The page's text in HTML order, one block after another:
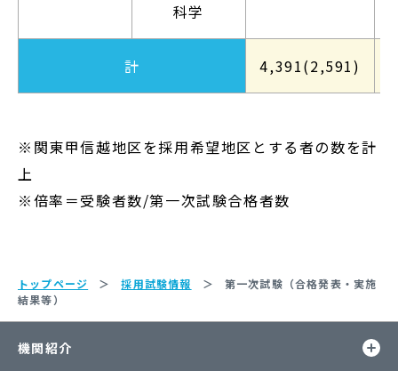
トップページ 採用試験情報
第一次試験（合格発表・実施
結果等）
科学
計 4,391(2,591)
※関東甲信越地区を採用希望地区とする者の数を計
上
※倍率＝受験者数/第一次試験合格者数
開
機関紹介